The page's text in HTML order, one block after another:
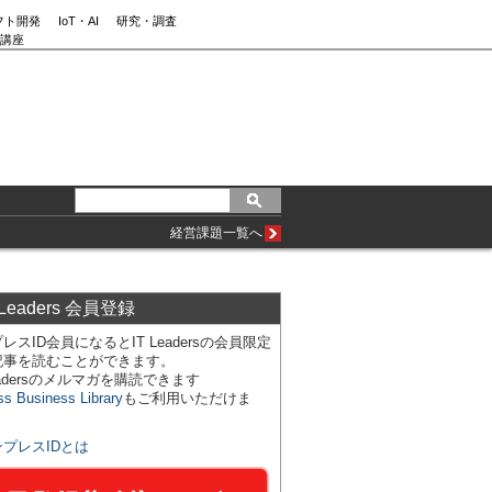
ト開発 IoT・AI
研究・調査
座
経営課題一覧へ
会員登録
スID会員になるとIT Leadersの会員限定
を読むことができます。
のメルマガを購読できます
Business Libraryもご利用いただけま
プレスIDとは